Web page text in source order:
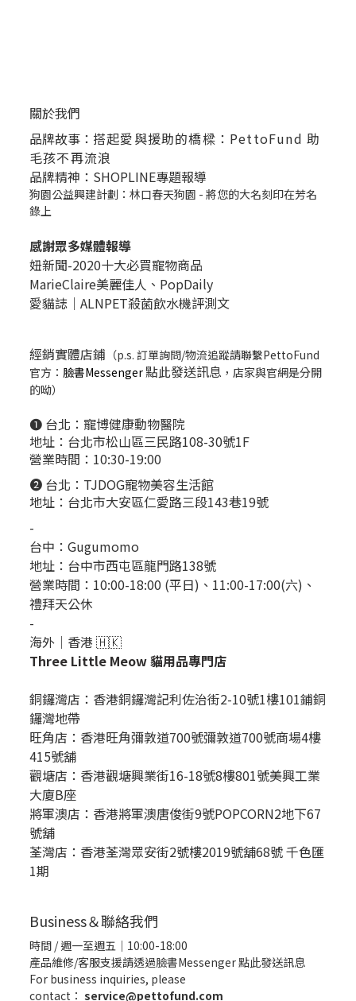
關於我們
品牌故事： 搭起愛與援助的橋樑：PettoFund 助
毛孩不再流浪
品牌精神：SHOPLINE專題報導
狗園公益興建計劃：林口春天狗園 - 將您的大名刻印在芳名
錄上
感謝眾多媒體報導
妞新聞-2020十大必買寵物商品
MarieClaire美麗佳人、 PopDaily
愛貓誌｜ALNPET殺菌飲水機評測文
經銷實體店鋪 （p.s. 訂單詢問/物流追蹤請聯繫PettoFund
官方： 臉書Messenger點此發送訊息 ，店家與官網是分開
的呦）
❶ 台北： 寵博健康動物醫院
地址：台北市松山區三民路108-30號1F
營業時間：10:30-19:00
❷ 台北： TJDOG寵物美容生活館
地址：台北市大安區仁愛路三段143巷19號
-
台中： Gugumomo
地址： 台中市西屯區龍門路138號
營業時間：10:00-18:00 (平日)、11:00-17:00(六)、
禮拜天公休
-
海外｜香港 🇭🇰
Three Little Meow 貓用品專門店
銅鑼灣店： 香港銅鑼灣記利佐治街2-10號1樓101鋪銅
鑼灣地帶
旺角店：香港旺角彌敦道700號彌敦道700號商場4樓
415號舖
觀塘店：香港觀塘興業街16-18號8樓801號美興工業
大廈B座
將軍澳店：香港將軍澳唐俊街9號POPCORN2地下67
號舖
荃灣店：香港荃灣眾安街2號樓2019號舖68號 千色匯
1期
Business＆聯絡我們
時間 / 週一至週五｜10:00-18:00
產品維修/客服支援請透過臉書Messenger點此發送訊息
For business inquiries, please
contact： service@pettofund.com